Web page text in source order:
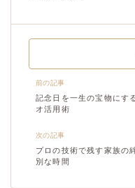
前の記事
記念日を一生の宝物にす
オ活用術
次の記事
プロの技術で残す家族の
別な時間